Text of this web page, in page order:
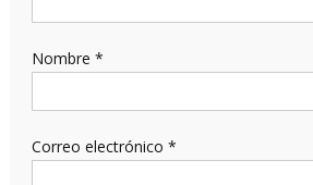
Nombre *
Correo electrónico *